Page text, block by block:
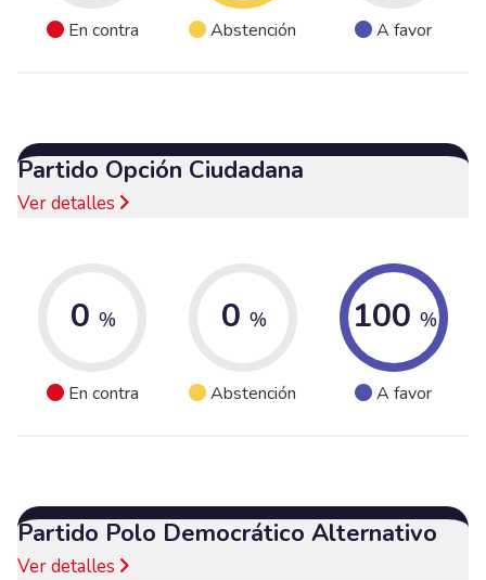
En contra Abstención A favor
Partido Opción Ciudadana
Ver detalles
0 %
En contra
0 %
Abstención
100 %
A favor
Partido Polo Democrático Alternativo
Ver detalles